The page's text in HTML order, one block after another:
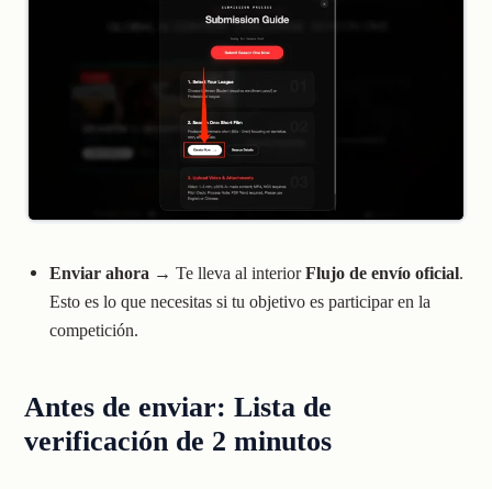
Enviar ahora → Te lleva al interiorFlujo de envío oficial.
Esto es lo que necesitas si tu objetivo es participar en la
competición.
Antes de enviar: Lista de
verificación de 2 minutos